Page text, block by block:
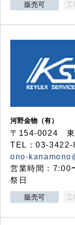
販売可 工
河野金物（有）
〒154-0024 東
TEL：03-
ono-
営業時間：7:00
祭日
販売可 工